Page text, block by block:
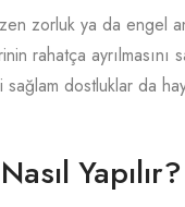
zorluk ya da engel
rahatça ayrılmasını
dostluklar da
Yapılır?